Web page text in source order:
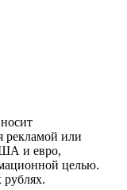
рекламой или
и евро,
целью.
рублях.